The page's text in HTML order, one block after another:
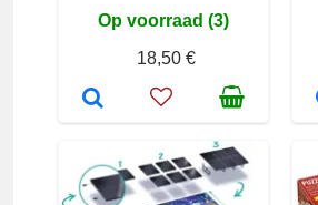
Op voorraad (3)
18,50 €